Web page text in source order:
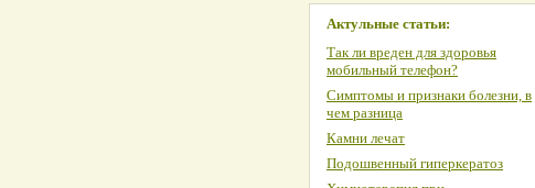
Актульные статьи:
Так ли вреден для здоровья
мобильный телефон?
Симптомы и признаки болезни, в
чем разница
Камни лечат
Подошвенный гиперкератоз